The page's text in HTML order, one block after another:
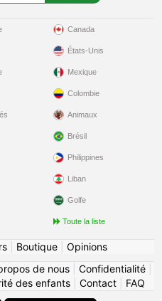
Canada
États-Unis
Mexique
Colombie
Animaux
Brésil
Philippines
Liban
Golfe
Toute la liste
| Boutique| Opinions
de nous Confidentialité
des enfants| Contact| FAQ